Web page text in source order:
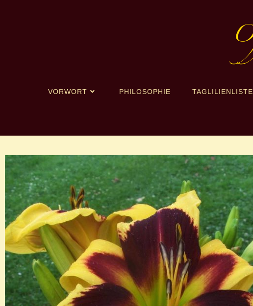
VORWORT PHILOSOPHIE TAGLILIENLISTE